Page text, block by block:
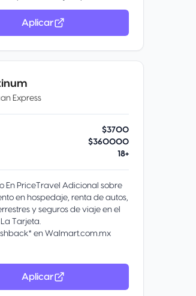
por cada 10 puntos que
saldo de tu Tarjeta de Crédito
por aeroméxico rewards, vuelos
Sanborns de la República
Aplicar
Express
$3700
$360000
18+
En PriceTravel Adicional sobre
en hospedaje, renta de autos,
y seguros de viaje en el
Tarjeta.
en Walmart.com.mx
gasto acumulado de $3,500
y tiendas Walmart
Aplicar